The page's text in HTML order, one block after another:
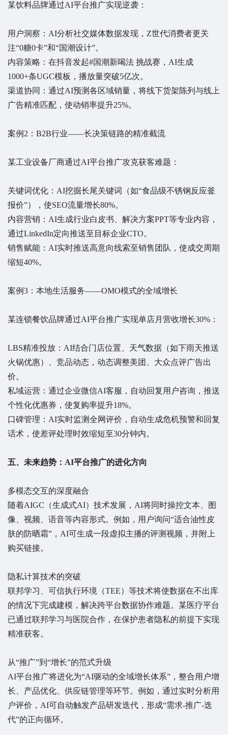
某饮料品牌通过AI平台推广实现逆袭：
用户洞察：AI分析社交媒体数据发现，Z世代消费者更关
注“0糖0卡”和“国潮设计”。
内容策略：在抖音发起#国潮新喝法 挑战赛，AI生成
1000+条UGC模板，播放量突破5亿次。
渠道协同：通过AI预测各区域销量，将线下货架陈列与线上
广告精准匹配，使动销率提升25%。
案例2：B2B行业——长决策链路的精准截流
某工业设备厂商通过AI平台推广攻克获客难题：
关键词优化：AI挖掘长尾关键词（如“食品级不锈钢反应釜
报价”），使SEO流量增长80%。
内容营销：AI生成行业白皮书、解决方案PPT等专业内容，
通过LinkedIn定向推送至目标企业CTO。
销售赋能：AI实时推送高意向线索至销售团队，使成交周期
缩短40%。
案例3：本地生活服务——OMO模式的全域增长
某连锁餐饮品牌通过AI平台推广实现单店月营收增长30%：
LBS精准投放：AI结合门店位置、天气数据（如下雨天推送
火锅优惠）、竞品动态，动态调整美团、大众点评广告出
价。
私域运营：通过企业微信AI客服，自动回复用户咨询，推送
个性化优惠券，使复购率提升18%。
口碑管理：AI实时监测全网评价，自动生成危机预警和回复
话术，使差评处理时效缩短至30分钟内。
五、未来趋势：AI平台推广的进化方向
多模态交互的深度融合
随着AIGC（生成式AI）技术发展，AI将同时操控文本、图
像、视频、语音等内容形式。例如，用户询问“适合油性皮
肤的防晒霜”，AI可生成一段虚拟主播的评测视频，并附上
购买链接。
隐私计算技术的突破
联邦学习、可信执行环境（TEE）等技术将使数据在不出库
的情况下完成建模，解决跨平台数据协作难题。某医疗平台
已通过联邦学习与医院合作，在保护患者隐私的前提下实现
精准获客。
从“推广”到“增长”的范式升级
AI平台推广将进化为“AI驱动的全域增长体系”，整合用户增
长、产品优化、供应链管理等环节。例如，通过实时分析用
户评价，AI可自动触发产品研发迭代，形成“需求-推广-迭
代”的正向循环。